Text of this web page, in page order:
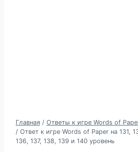
Главная / Ответы к игре Words of
/ Ответ к игре Words of Paper на 131,
136, 137, 138, 139 и 140 уровень